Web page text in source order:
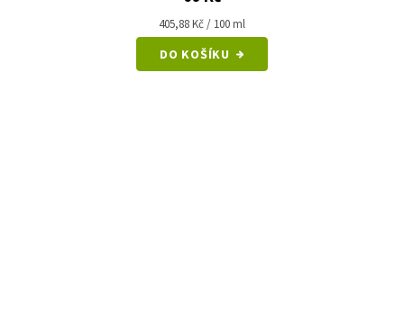
Měrná
cena:
405,88 Kč / 100 ml
DO KOŠÍKU